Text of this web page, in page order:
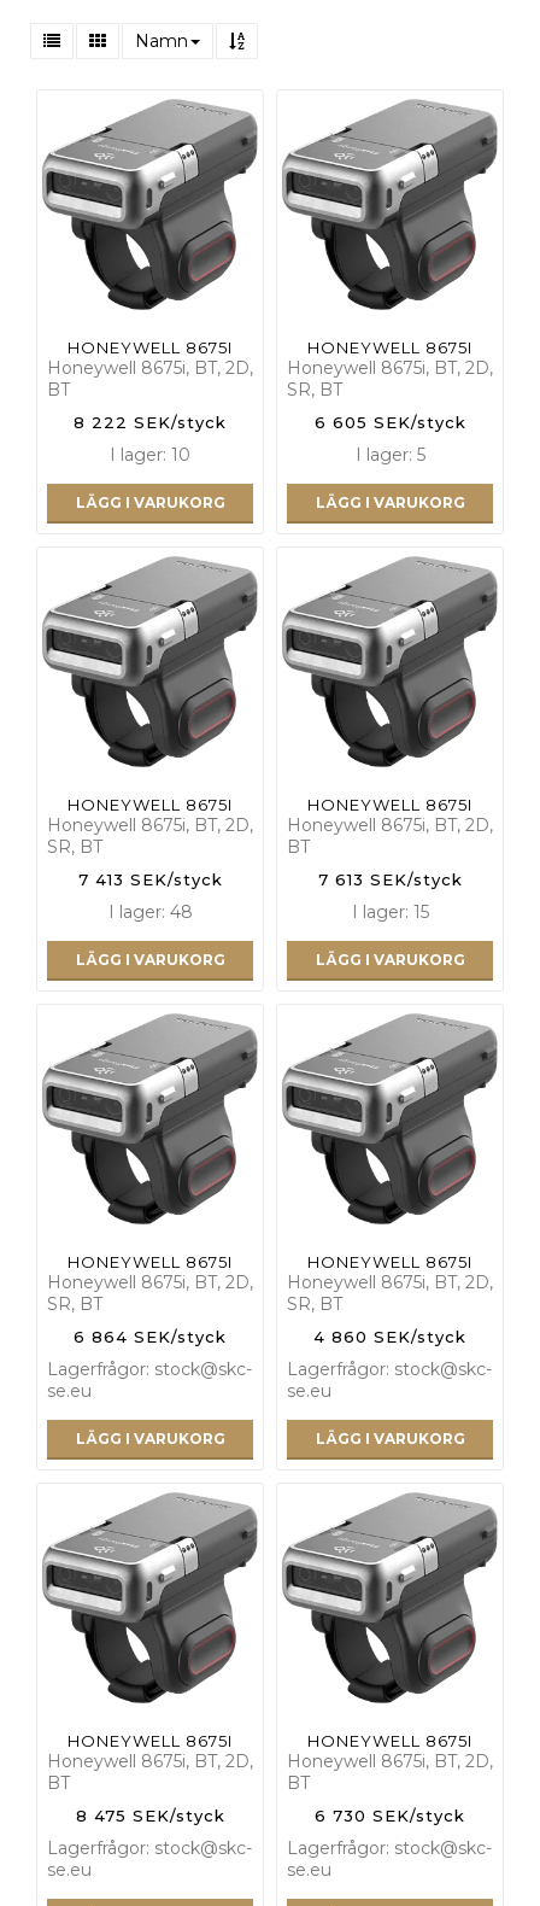
Namn
HONEYWELL 8675I
Honeywell 8675i, BT, 2D,
BT
8 222 SEK/styck
I lager: 10
LÄGG I VARUKORG
HONEYWELL 8675I
Honeywell 8675i, BT, 2D,
SR, BT
6 605 SEK/styck
I lager: 5
LÄGG I VARUKORG
HONEYWELL 8675I
Honeywell 8675i, BT, 2D,
SR, BT
7 413 SEK/styck
I lager: 48
LÄGG I VARUKORG
HONEYWELL 8675I
Honeywell 8675i, BT, 2D,
BT
7 613 SEK/styck
I lager: 15
LÄGG I VARUKORG
HONEYWELL 8675I
Honeywell 8675i, BT, 2D,
SR, BT
6 864 SEK/styck
Lagerfrågor: stock@skc-
se.eu
LÄGG I VARUKORG
HONEYWELL 8675I
Honeywell 8675i, BT, 2D,
SR, BT
4 860 SEK/styck
Lagerfrågor: stock@skc-
se.eu
LÄGG I VARUKORG
HONEYWELL 8675I
Honeywell 8675i, BT, 2D,
BT
8 475 SEK/styck
Lagerfrågor: stock@skc-
se.eu
HONEYWELL 8675I
Honeywell 8675i, BT, 2D,
BT
6 730 SEK/styck
Lagerfrågor: stock@skc-
se.eu